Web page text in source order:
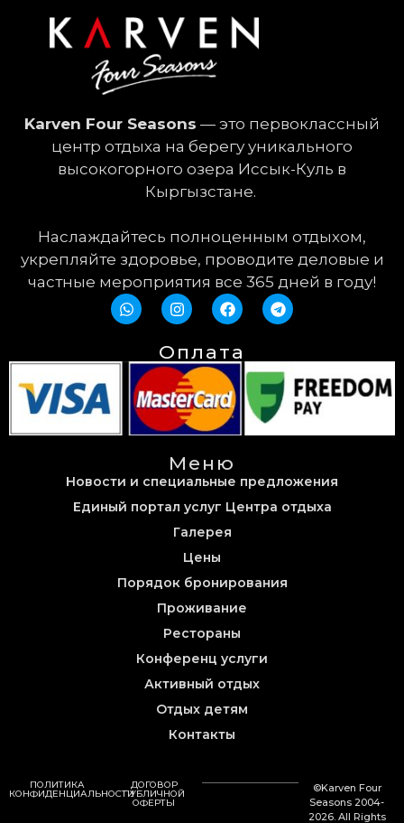
Karven Four Seasons — это первоклассный
центр отдыха на берегу уникального
высокогорного озера Иссык-Куль в
Кыргызстане.
Наслаждайтесь полноценным отдыхом,
укрепляйте здоровье, проводите деловые и
частные мероприятия все 365 дней в году!
Оплата
Меню
Новости и специальные предложения
Единый портал услуг Центра отдыха
Галерея
Цены
Порядок бронирования
Проживание
Рестораны
Конференц услуги
Активный отдых
Отдых детям
Контакты
©Karven Four
Seasons 2004-
2026. All Rights
ПОЛИТИКА
КОНФИДЕНЦИАЛЬНОСТИ
ДОГОВОР
ПУБЛИЧНОЙ
ОФЕРТЫ